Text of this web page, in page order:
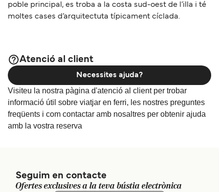
poble principal, es troba a la costa sud-oest de l’illa i té
moltes cases d’arquitectuta típicament cíclada.
Atenció al client
Visiteu la nostra pàgina d'atenció al client per trobar
informació útil sobre viatjar en ferri, les nostres preguntes
freqüents i com contactar amb nosaltres per obtenir ajuda
amb la vostra reserva
Necessites ajuda?
Seguim en contacte
Ofertes exclusives a la teva bústia electrònica